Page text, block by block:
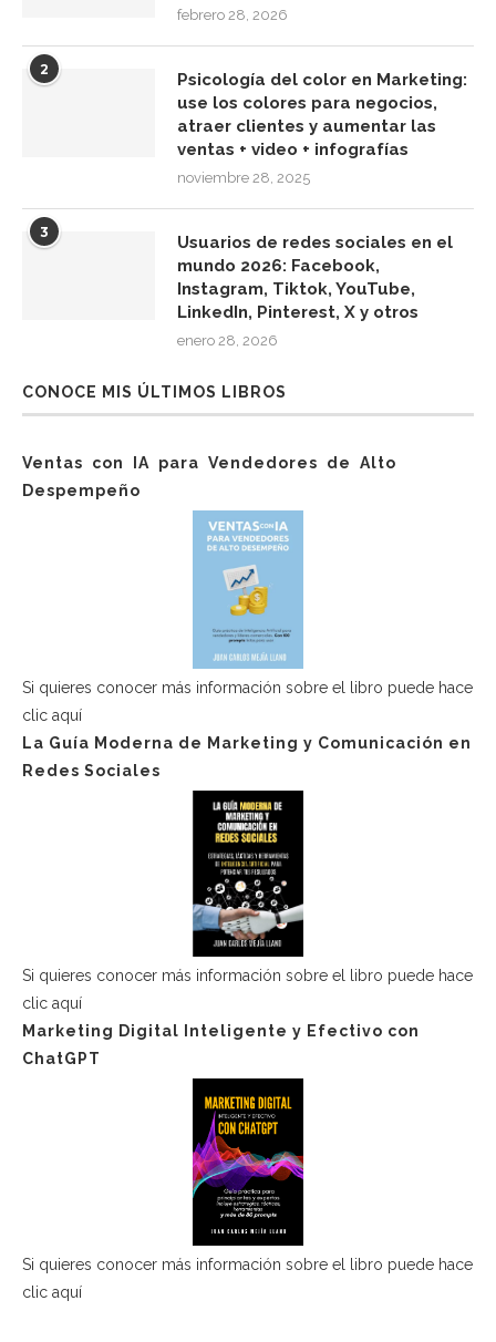
febrero 28, 2026
2
Psicología del color en Marketing:
use los colores para negocios,
atraer clientes y aumentar las
ventas + video + infografías
noviembre 28, 2025
3
Usuarios de redes sociales en el
mundo 2026: Facebook,
Instagram, Tiktok, YouTube,
LinkedIn, Pinterest, X y otros
enero 28, 2026
CONOCE MIS ÚLTIMOS LIBROS
Ventas con IA para Vendedores de Alto
Despempeño
Si quieres conocer más información sobre el libro puede hace
clic aquí
La Guía Moderna de Marketing y Comunicación en
Redes Sociales
Si quieres conocer más información sobre el libro puede hace
clic aquí
Marketing Digital Inteligente y Efectivo con
ChatGPT
Si quieres conocer más información sobre el libro puede hace
clic aquí